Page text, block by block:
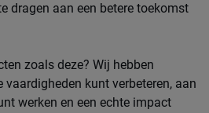
dragen aan een betere toekomst
zoals deze? Wij hebben
kunt verbeteren, aan
werken en een echte impact